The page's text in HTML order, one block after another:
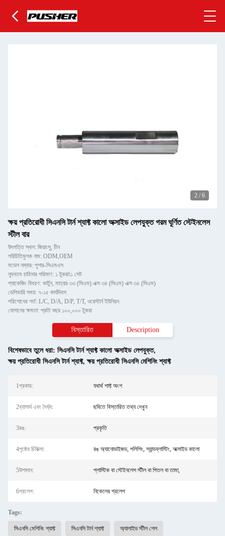
2 / 6
ক্ষয় প্রতিরোধী সিএনসি টার্ন শ্যাফ্ট কালো অক্সাইড লেপযুক্ত গরম ঘূর্ণিত স্টেইনলেস
স্টীল বার
উৎপত্তি স্থল: জিয়াংসু, চীন
পরিচিতিমুলক নাম: ODM,OEM
মডেল নম্বার: পুশার-সিএমএস
ন্যূনতম চাহিদার পরিমাণ: ১ টুকরা\১ সেট
প্যাকেজিং বিবরণ: কার্টুন, মাত্রাঃ ৩৩ (সিএম) এক্স ৩৪ (সিএম) এক্স ৩৫ (সিএম)
ডেলিভারি সময়: ৭-১৫ কার্যদিবস
পরিশোধের শর্ত: L/C, D/A, D/P, T/T, ওয়েস্টার্ন ইউনিয়ন
যোগানের ক্ষমতা: প্রতি বছর ১০০,০০০ টুকরা
বিস্তারিত Description
বিশেষভাবে তুলে ধরা: সিএনসি টার্ন শ্যাফ্ট কালো অক্সাইড লেপযুক্ত,
ক্ষয় প্রতিরোধী সিএনসি টার্ন শ্যাফ্ট,ক্ষয় প্রতিরোধী সিএনসি মেশিনিং শ্যাফ্ট
1প্রকার: যথার্থ শাফ্ট অংশ
2ব্যাসার্ধ এবং দৈর্ঘ্য: ছবিতে বিস্তারিত তথ্য দেখুন
3রঙ: প্রকৃতি
4পৃষ্ঠের চিকিত্সা: রঙ অ্যানোডাইজড, পলিশিং, স্যান্ডব্লাস্টিং, অক্সাইড কালো
5উপাদান: প্লাস্টিক বা স্টেইনলেস স্টীল বা পিতল বা তামা,
6প্রলেপ: নিকেলের প্রলেপ
Tags:
সিএনসি মেশিনিং শ্যাফ্ট সিএনসি টার্ন শ্যাফ্ট অ্যালাইড স্টীল শেল